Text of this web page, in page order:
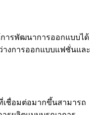
ารพัฒนาการออกแบบได้
างการออกแบบแฟชั่นและ
เชื่อมต่อมากขึ้นสามารถ